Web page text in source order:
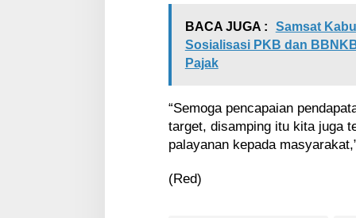
BACA JUGA :
Samsat
Sosialisasi PKB dan
Pajak
“Semoga pencapaian
target, disamping itu kita juga
palayanan kepada
(Red)